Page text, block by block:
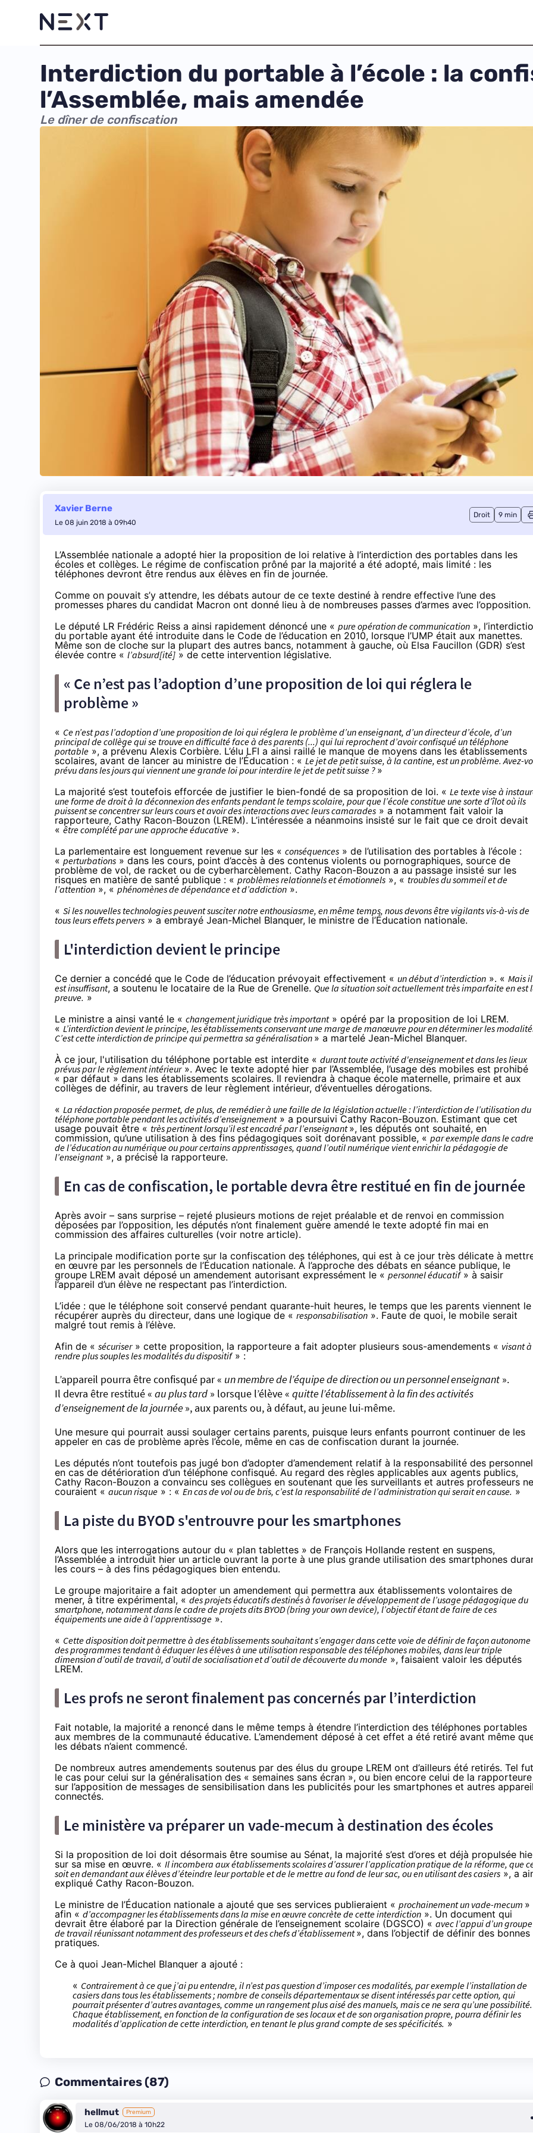
Interdiction du portable à l’école : la
l’Assemblée, mais amendée
Le dîner de confiscation
Xavier Berne
Le 08 juin 2018 à 09h40
Droit 9 min
L’Assemblée nationale a adopté hier la proposition de loi relative à l’interdiction des portables dans les
écoles et collèges. Le régime de confiscation prôné par la majorité a été adopté, mais limité : les
téléphones devront être rendus aux élèves en fin de journée.
Comme on pouvait s’y attendre, les débats autour de ce texte destiné à rendre effective l’une des
promesses phares du candidat Macron ont donné lieu à de nombreuses passes d’armes avec l’opposition.
Le député LR Frédéric Reiss a ainsi rapidement dénoncé une « pure opération de communication »,
du portable ayant été introduite dans le Code de l’éducation en 2010, lorsque l’UMP était aux manettes.
Même son de cloche sur la plupart des autres bancs, notamment à gauche, où Elsa Faucillon (GDR) s’est
élevée contre « l’absurd[ité] » de cette intervention législative.
« Ce n’est pas l’adoption d’une proposition de loi qui réglera le
problème »
« Ce n’est pas l’adoption d’une proposition de loi qui réglera le problème d’un enseignant, d’un directeur d’école, d’un
principal de collège qui se trouve en difficulté face à des parents (...) qui lui reprochent d’avoir confisqué un téléphone
portable », a prévenu Alexis Corbière. L’élu LFI a ainsi raillé le manque de moyens dans les établissements
scolaires, avant de lancer au ministre de l’Éducation : « Le jet de petit suisse, à la cantine, est un problème. Avez-
prévu dans les jours qui viennent une grande loi pour interdire le jet de petit suisse ? »
La majorité s’est toutefois efforcée de justifier le bien-fondé de sa proposition de loi. « Le texte vise à
une forme de droit à la déconnexion des enfants pendant le temps scolaire, pour que l’école constitue une sorte d’îlot où ils
puissent se concentrer sur leurs cours et avoir des interactions avec leurs camarades » a notamment fait valoir la
rapporteure, Cathy Racon-Bouzon (LREM). L’intéressée a néanmoins insisté sur le fait que ce droit devait
« être complété par une approche éducative ».
La parlementaire est longuement revenue sur les « conséquences » de l’utilisation des portables à l’école :
« perturbations » dans les cours, point d’accès à des contenus violents ou pornographiques, source de
problème de vol, de racket ou de cyberharcèlement. Cathy Racon-Bouzon a au passage insisté sur les
risques en matière de santé publique : « problèmes relationnels et émotionnels », « troubles du sommeil et de
l’attention », « phénomènes de dépendance et d’addiction ».
« Si les nouvelles technologies peuvent susciter notre enthousiasme, en même temps, nous devons être vigilants vis-à-vis de
tous leurs effets pervers » a embrayé Jean-Michel Blanquer, le ministre de l’Éducation nationale.
L'interdiction devient le principe
Ce dernier a concédé que le Code de l’éducation prévoyait effectivement « un début d’interdiction ». « Mais il
est insuffisant, a soutenu le locataire de la Rue de Grenelle. Que la situation soit actuellement très imparfaite en est
preuve. »
Le ministre a ainsi vanté le « changement juridique très important» opéré par la proposition de loi LREM.
« L’interdiction devient le principe, les établissements conservant une marge de manœuvre pour en déterminer les
C’est cette interdiction de principe qui permettra sa généralisation » a martelé Jean-Michel Blanquer.
À ce jour, l'utilisation du téléphone portable est interdite « durant toute activité d'enseignement et dans les lieux
prévus par le règlement intérieur». Avec le texte adopté hier par l’Assemblée, l’usage des mobiles est prohibé
« par défaut » dans les établissements scolaires. Il reviendra à chaque école maternelle, primaire et aux
collèges de définir, au travers de leur règlement intérieur, d’éventuelles dérogations.
« La rédaction proposée permet, de plus, de remédier à une faille de la législation actuelle : l’interdiction de l’utilisation du
téléphone portable pendant les activités d’enseignement» a poursuivi Cathy Racon-Bouzon. Estimant que cet
usage pouvait être « très pertinent lorsqu’il est encadré par l’enseignant», les députés ont souhaité, en
commission, qu’une utilisation à des fins pédagogiques soit dorénavant possible, « par exemple dans le cadre
de l’éducation au numérique ou pour certains apprentissages, quand l’outil numérique vient enrichir la pédagogie de
l’enseignant», a précisé la rapporteure.
En cas de confiscation, le portable devra être restitué en fin de journée
Après avoir – sans surprise – rejeté plusieurs motions de rejet préalable et de renvoi en commission
déposées par l’opposition, les députés n’ont finalement guère amendé le texte adopté fin mai en
commission des affaires culturelles (voir notre article).
La principale modification porte sur la confiscation des téléphones, qui est à ce jour très délicate à
en œuvre par les personnels de l’Éducation nationale. À l’approche des débats en séance publique, le
groupe LREM avait déposé un amendement autorisant expressément le « personnel éducatif» à saisir
l’appareil d’un élève ne respectant pas l’interdiction.
L’idée : que le téléphone soit conservé pendant quarante-huit heures, le temps que les parents viennent le
récupérer auprès du directeur, dans une logique de « responsabilisation ». Faute de quoi, le mobile serait
malgré tout remis à l’élève.
Afin de « sécuriser» cette proposition, la rapporteure a fait adopter plusieurs sous-amendements « visant à
rendre plus souples les modalités du dispositif» :
L’appareil pourra être confisqué par « un membre de l’équipe de direction ou un personnel enseignant ».
Il devra être restitué « au plus tard » lorsque l’élève « quitte l’établissement à la fin des activités
d’enseignement de la journée », aux parents ou, à défaut, au jeune lui-même.
Une mesure qui pourrait aussi soulager certains parents, puisque leurs enfants pourront continuer de les
appeler en cas de problème après l’école, même en cas de confiscation durant la journée.
Les députés n’ont toutefois pas jugé bon d’adopter d’amendement relatif à la responsabilité des
en cas de détérioration d’un téléphone confisqué. Au regard des règles applicables aux agents publics,
Cathy Racon-Bouzon a convaincu ses collègues en soutenant que les surveillants et autres professeurs ne
couraient « aucun risque » : « En cas de vol ou de bris, c’est la responsabilité de l’administration qui serait en cause. »
La piste du BYOD s'entrouvre pour les smartphones
Alors que les interrogations autour du « plan tablettes » de François Hollande restent en suspens,
l’Assemblée a introduit hier un article ouvrant la porte à une plus grande utilisation des smartphones
les cours – à des fins pédagogiques bien entendu.
Le groupe majoritaire a fait adopter un amendement qui permettra aux établissements volontaires de
mener, à titre expérimental, « des projets éducatifs destinés à favoriser le développement de l’usage pédagogique du
smartphone, notamment dans le cadre de projets dits BYOD (bring your own device), l’objectif étant de faire de ces
équipements une aide à l’apprentissage ».
« Cette disposition doit permettre à des établissements souhaitant s’engager dans cette voie de définir de façon autonome
des programmes tendant à éduquer les élèves à une utilisation responsable des téléphones mobiles, dans leur triple
dimension d’outil de travail, d’outil de socialisation et d’outil de découverte du monde », faisaient valoir les députés
LREM.
Les profs ne seront finalement pas concernés par l’interdiction
Fait notable, la majorité a renoncé dans le même temps à étendre l’interdiction des téléphones portables
aux membres de la communauté éducative. L’amendement déposé à cet effet a été retiré avant même
les débats n’aient commencé.
De nombreux autres amendements soutenus par des élus du groupe LREM ont d’ailleurs été retirés. Tel fut
le cas pour celui sur la généralisation des « semaines sans écran », ou bien encore celui de la rapporteure
sur l’apposition de messages de sensibilisation dans les publicités pour les smartphones et autres
connectés.
Le ministère va préparer un vade-mecum à destination des écoles
Si la proposition de loi doit désormais être soumise au Sénat, la majorité s’est d’ores et déjà propulsée
sur sa mise en œuvre. « Il incombera aux établissements scolaires d’assurer l’application pratique de la réforme, que
soit en demandant aux élèves d’éteindre leur portable et de le mettre au fond de leur sac, ou en utilisant des casiers », a
expliqué Cathy Racon-Bouzon.
Le ministre de l’Éducation nationale a ajouté que ses services publieraient « prochainement un vade-mecum »
afin « d’accompagner les établissements dans la mise en œuvre concrète de cette interdiction ». Un document qui
devrait être élaboré par la Direction générale de l’enseignement scolaire (DGSCO) « avec l’appui d’un groupe
de travail réunissant notamment des professeurs et des chefs d’établissement», dans l’objectif de définir des bonnes
pratiques.
Ce à quoi Jean-Michel Blanquer a ajouté :
« Contrairement à ce que j’ai pu entendre, il n’est pas question d’imposer ces modalités, par exemple l’installation de
casiers dans tous les établissements ; nombre de conseils départementaux se disent intéressés par cette option, qui
pourrait présenter d’autres avantages, comme un rangement plus aisé des manuels, mais ce ne sera qu’une possibilité.
Chaque établissement, en fonction de la configuration de ses locaux et de son organisation propre, pourra définir les
modalités d’application de cette interdiction, en tenant le plus grand compte de ses spécificités. »
Commentaires (87)
hellmut Premium
Le 08/06/2018 à 10h22